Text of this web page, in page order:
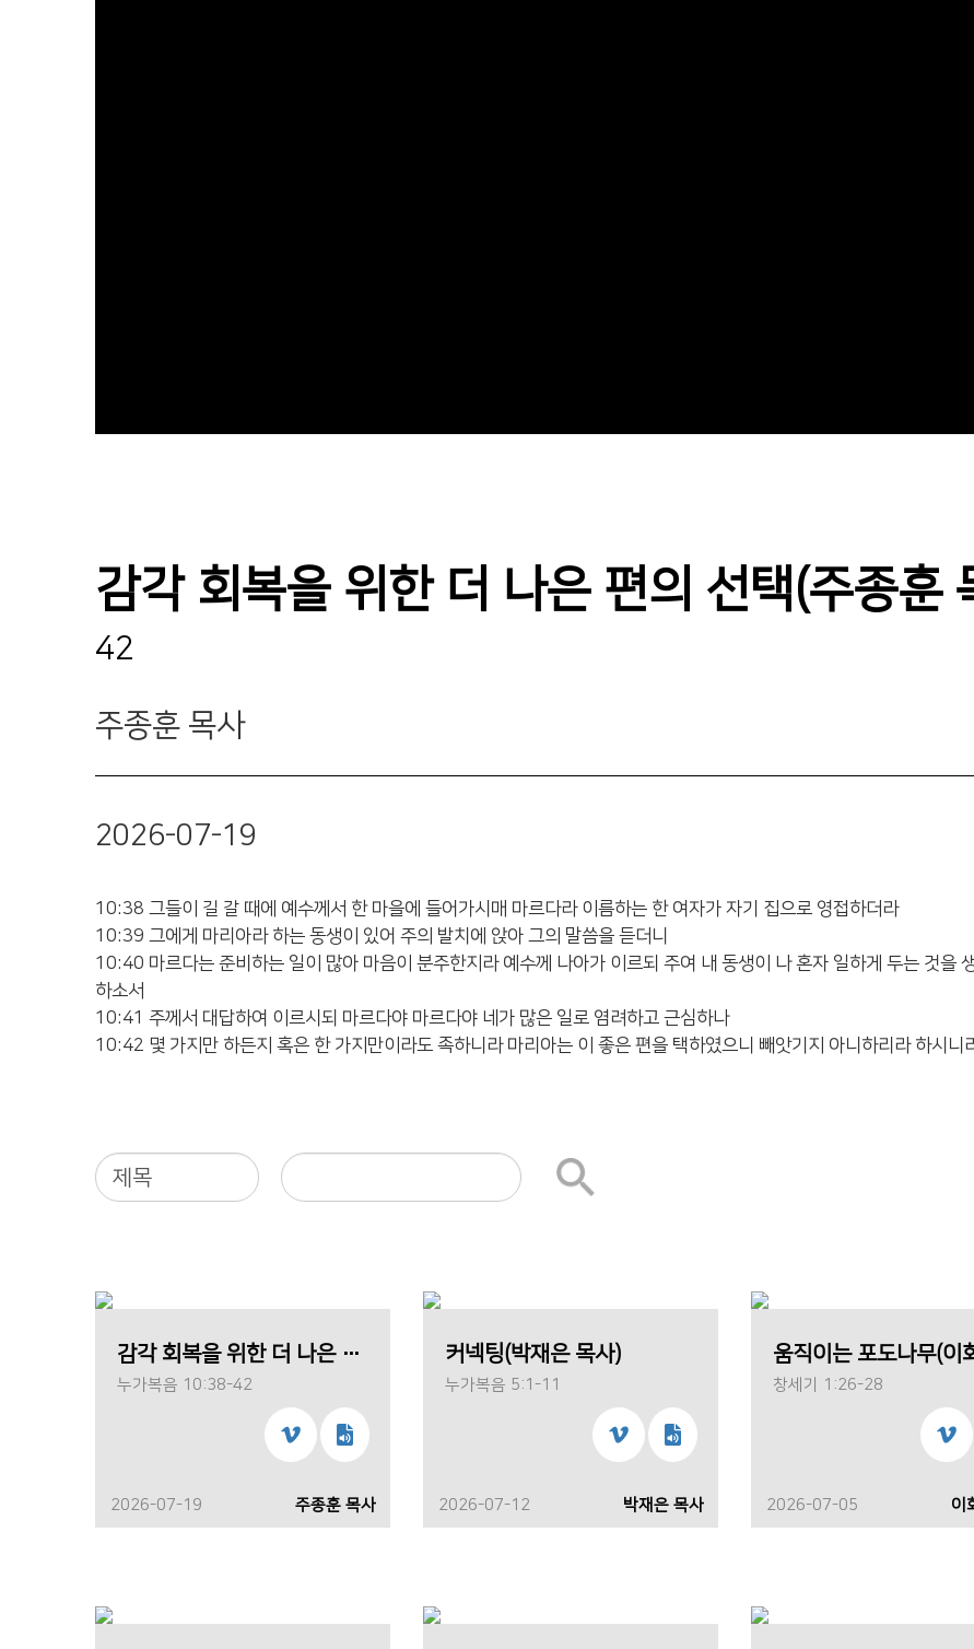
감각 회복을 위한 더 나은 편의 선택(주종훈
42
주종훈 목사
2026-07-19
10:38 그들이 길 갈 때에 예수께서 한 마을에 들어가시매 마르다라 이름하는 한 여자가 자기 집으로 영접하더라
10:39 그에게 마리아라 하는 동생이 있어 주의 발치에 앉아 그의 말씀을 듣더니
10:40 마르다는 준비하는 일이 많아 마음이 분주한지라 예수께 나아가 이르되 주여 내 동생이 나 혼자 일하게 두는 것을
하소서
10:41 주께서 대답하여 이르시되 마르다야 마르다야 네가 많은 일로 염려하고 근심하나
10:42 몇 가지만 하든지 혹은 한 가지만이라도 족하니라 마리아는 이 좋은 편을 택하였으니 빼앗기지 아니하리라 하시니
감각 회복을 위한 더 나은 편의 선택(주종훈 목사)
누가복음 10:38-42
2026-07-19 주종훈 목사
커넥팅(박재은 목사)
누가복음 5:1-11
2026-07-12 박재은 목사
창세기 1:26-28
2026-07-05 이